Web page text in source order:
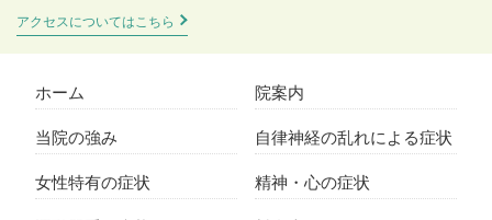
アクセスについてはこちら
ホーム
院案内
当院の強み
自律神経の乱れによる症状
女性特有の症状
精神・心の症状